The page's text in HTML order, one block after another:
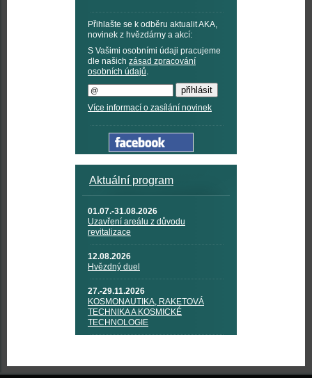
Přihlašte se k odběru aktualit AKA,
novinek z hvězdárny a akcí:
S Vašimi osobními údaji pracujeme
dle našich zásad zpracování
osobních údajů.
Více informací o zasílání novinek
Aktuální program
01.07.-31.08.2026
Uzavření areálu z důvodu
revitalizace
12.08.2026
Hvězdný duel
27.-29.11.2026
KOSMONAUTIKA, RAKETOVÁ
TECHNIKA A KOSMICKÉ
TECHNOLOGIE